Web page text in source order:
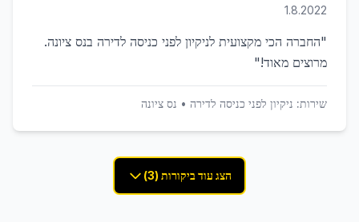
1.8.2022
"החברה הכי מקצועית לניקיון לפני כניסה לדירה בנס ציונה.
מרוצים מאוד!"
שירות: ניקיון לפני כניסה לדירה • נס ציונה
הצג עוד ביקורות (3)